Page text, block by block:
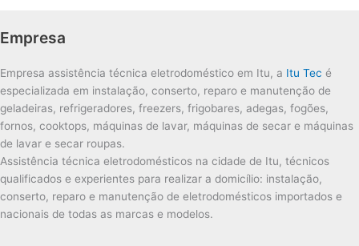
Empresa
Empresa assistência técnica eletrodoméstico em Itu, a Itu Tec é
especializada em instalação, conserto, reparo e manutenção de
geladeiras, refrigeradores, freezers, frigobares, adegas, fogões,
fornos, cooktops, máquinas de lavar, máquinas de secar e máquinas
de lavar e secar roupas.
Assistência técnica eletrodomésticos na cidade de Itu, técnicos
qualificados e experientes para realizar a domicílio: instalação,
conserto, reparo e manutenção de eletrodomésticos importados e
nacionais de todas as marcas e modelos.